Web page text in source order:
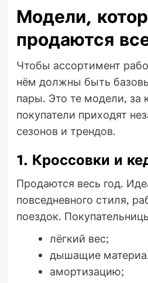
Модели,
продаются
Чтобы ассортимент
нём должны быть
пары. Это те модели, за
покупатели приходят
сезонов и трендов.
1. Кроссовки и
Продаются весь год.
повседневного стиля,
поездок.
лёгкий вес;
дышащие
амортизацию;